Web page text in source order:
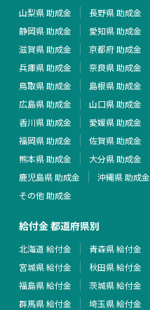
山梨県 助成金
長野県 助成金
静岡県 助成金
愛知県 助成金
滋賀県 助成金
京都府 助成金
兵庫県 助成金
奈良県 助成金
鳥取県 助成金
島根県 助成金
広島県 助成金
山口県 助成金
香川県 助成金
愛媛県 助成金
福岡県 助成金
佐賀県 助成金
熊本県 助成金
大分県 助成金
鹿児島県 助成金
沖縄県 助成金
その他 助成金
給付金 都道府県別
北海道 給付金 青森県 給付金
宮城県 給付金
秋田県 給付金
福島県 給付金
茨城県 給付金
群馬県 給付金
埼玉県 給付金